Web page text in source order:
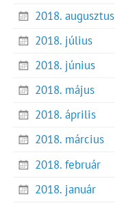
2018. augusztus
2018. július
2018. június
2018. május
2018. április
2018. március
2018. február
2018. január